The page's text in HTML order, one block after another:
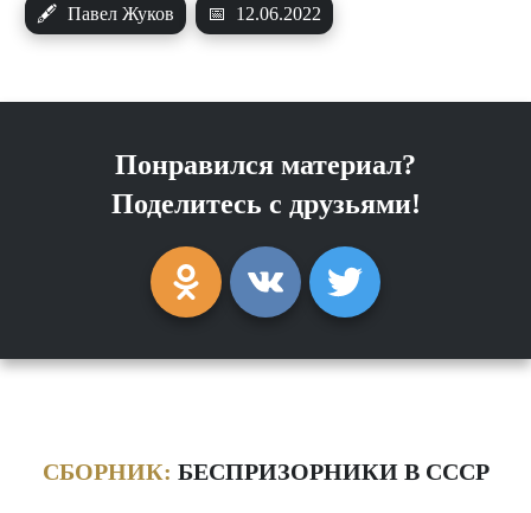
🖋 Павел Жуков 📅 12.06.2022
Понравился материал?
Поделитесь с друзьями!
СБОРНИК: БЕСПРИЗОРНИКИ В СССР